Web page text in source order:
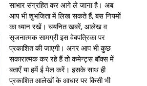
साभार संग्रहित कर आगे ले जाना है। अब
आप भी शुभजिता में लिख सकते हैं, बस नियमों
का ध्यान रखें। चयनित खबरें, आलेख व
सृजनात्मक सामग्री इस वेबपत्रिका पर
प्रकाशित की जाएगी। अगर आप भी कुछ
सकारात्मक कर रहे हैं तो कमेन्ट्स बॉक्स में
बताएँ या हमें ई मेल करें। इसके साथ ही
प्रकाशित आलेखों के आधार पर किसी भी